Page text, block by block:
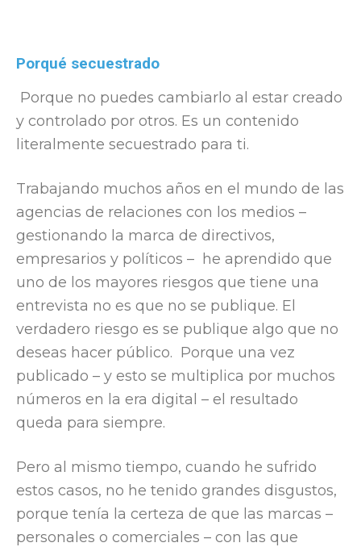
Porqué secuestrado
Porque no puedes cambiarlo al estar creado
y controlado por otros. Es un contenido
literalmente secuestrado para ti.
Trabajando muchos años en el mundo de las
agencias de relaciones con los medios –
gestionando la marca de directivos,
empresarios y políticos – he aprendido que
uno de los mayores riesgos que tiene una
entrevista no es que no se publique. El
verdadero riesgo es se publique algo que no
deseas hacer público. Porque una vez
publicado – y esto se multiplica por muchos
números en la era digital – el resultado
queda para siempre.
Pero al mismo tiempo, cuando he sufrido
estos casos, no he tenido grandes disgustos,
porque tenía la certeza de que las marcas –
personales o comerciales – con las que